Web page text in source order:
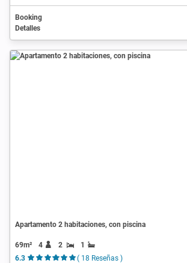
Booking
Detalles
Apartamento 2 habitaciones, con piscina
69m² 4 2
1
6.3
( 18 Reseñas )